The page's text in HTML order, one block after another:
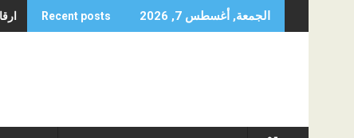
to
الجمعة, أغسطس 7, 2026 Recent posts